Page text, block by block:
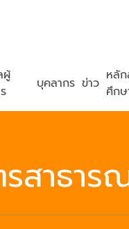
ผู้
บุคลากร ข่าว หลั
ศึกษ
สาธา